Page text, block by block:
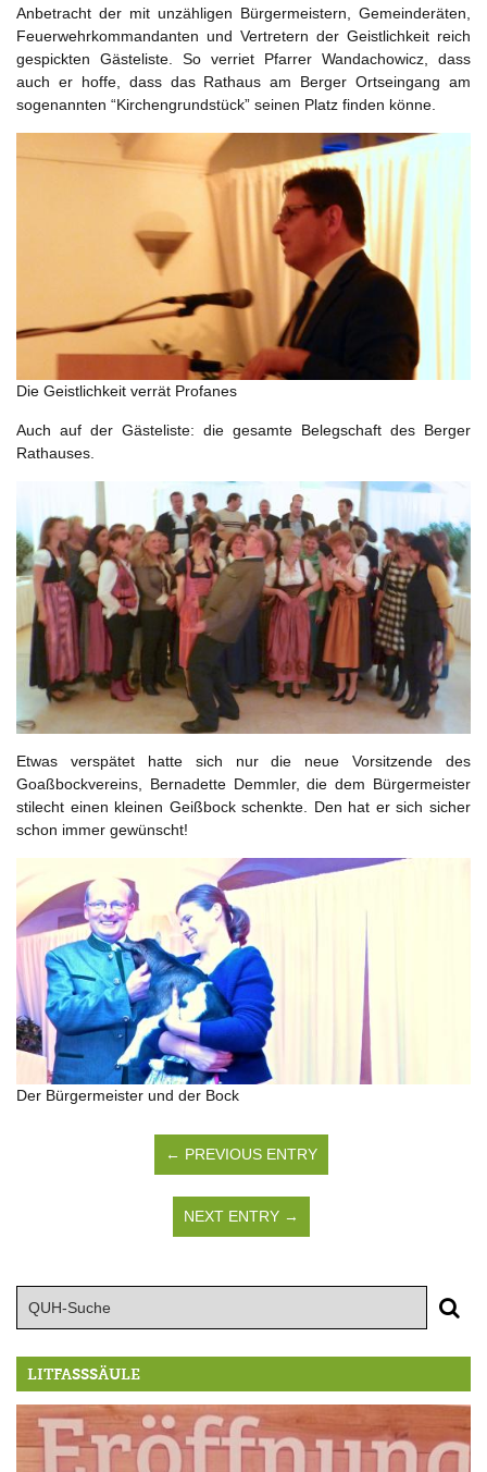
Anbetracht der mit unzähligen Bürgermeistern, Gemeinderäten,
Feuerwehrkommandanten und Vertretern der Geistlichkeit reich
gespickten Gästeliste. So verriet Pfarrer Wandachowicz, dass
auch er hoffe, dass das Rathaus am Berger Ortseingang am
sogenannten “Kirchengrundstück” seinen Platz finden könne.
Die Geistlichkeit verrät Profanes
Auch auf der Gästeliste: die gesamte Belegschaft des Berger
Rathauses.
Etwas verspätet hatte sich nur die neue Vorsitzende des
Goaßbockvereins, Bernadette Demmler, die dem Bürgermeister
stilecht einen kleinen Geißbock schenkte. Den hat er sich sicher
schon immer gewünscht!
Der Bürgermeister und der Bock
← PREVIOUS ENTRY
NEXT ENTRY →
LITFASSSÄULE